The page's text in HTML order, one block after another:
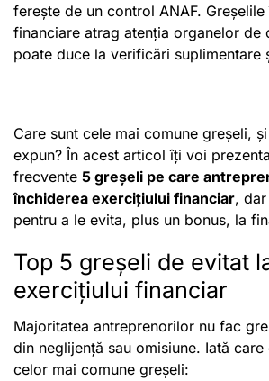
ferește de un control ANAF.
financiare atrag atenția organelor de
poate duce la verificări suplimentare
Care sunt cele mai comune greșeli,
expun? În acest articol îți voi
frecvente 5 greșeli pe care
închiderea exercițiului financiar,
pentru a le evita, plus un bonus, la
Top 5 greșeli de evitat
exercițiului financiar
Majoritatea antreprenorilor nu fac
din neglijență sau omisiune. Iată care
celor mai comune greșeli: